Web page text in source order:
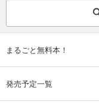
まるごと無料本！
発売予定一覧